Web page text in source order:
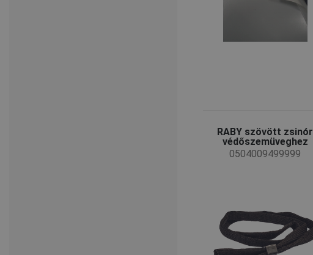
RABY szövött zsinór
védőszemüveghez
0504009499999